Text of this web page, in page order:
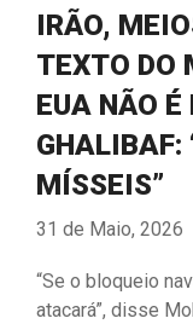
IRÃO,
TEXTO DO
EUA NÃO
GHALIBAF:
MÍSSEIS”
31 de Maio, 2026
“Se o bloqueio
atacará”, disse